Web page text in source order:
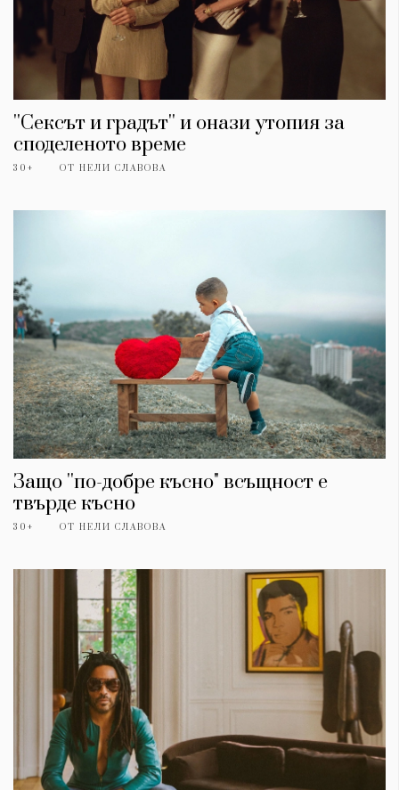
''Сексът и градът'' и онази утопия за
споделеното време
30+ ОТ НЕЛИ СЛАВОВА
Защо ''по-добре късно" всъщност е
твърде късно
30+ ОТ НЕЛИ СЛАВОВА
КАТЕГОРИИ
Wine&Dine
Подкасти
Dialogue
Изкуство
За нас
Реклама